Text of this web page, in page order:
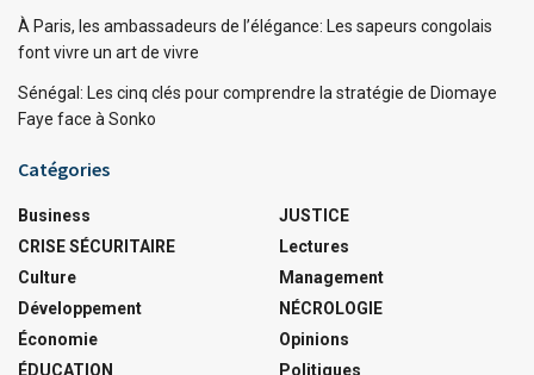
À Paris, les ambassadeurs de l’élégance: Les sapeurs congolais
font vivre un art de vivre
Sénégal: Les cinq clés pour comprendre la stratégie de Diomaye
Faye face à Sonko
Catégories
Business
CRISE SÉCURITAIRE
Culture
Développement
Économie
ÉDUCATION
JUSTICE
Lectures
Management
NÉCROLOGIE
Opinions
Politiques